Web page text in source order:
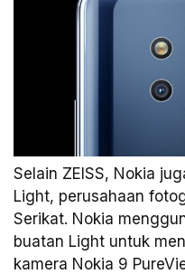
Selain ZEISS, Nokia
Light, perusahaan
Serikat. Nokia
buatan Light untuk
kamera Nokia 9